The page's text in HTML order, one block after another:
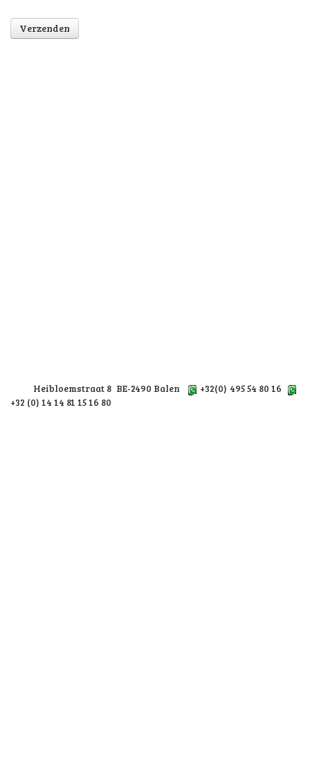
Verzenden
Heibloemstraat 8 BE-2490 Balen
+32(0) 495 54 80 16
+32 (0) 14 14 81 15 16 80